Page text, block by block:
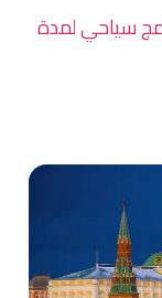
سياحي لمدة